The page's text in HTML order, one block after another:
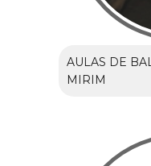
AULAS DE
MIRIM